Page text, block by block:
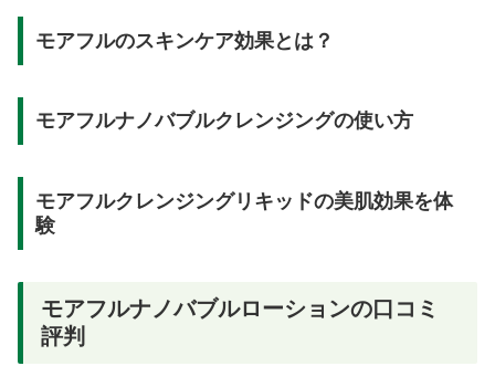
モアフルのスキンケア効果とは？
モアフルナノバブルクレンジングの使い方
モアフルクレンジングリキッドの美肌効果を体
験
モアフルナノバブルローションの口コミ
評判